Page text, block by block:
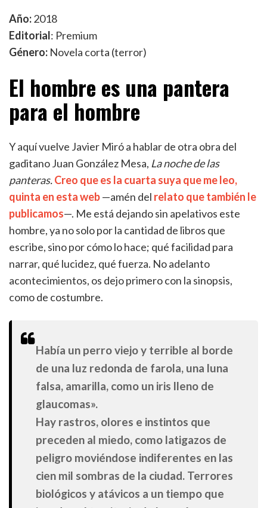
Año:2018
Editorial: Premium
Género: Novela corta (terror)
El hombre es una pantera
para el hombre
Y aquí vuelve Javier Miró a hablar de otra obra del
gaditano Juan González Mesa, La noche de las
panteras.Creo que es la cuarta suya que me leo,
quinta en esta web—amén del relato que también le
publicamos—. Me está dejando sin apelativos este
hombre, ya no solo por la cantidad de libros que
escribe, sino por cómo lo hace; qué facilidad para
narrar, qué lucidez, qué fuerza. No adelanto
acontecimientos, os dejo primero con la sinopsis,
como de costumbre.
Había un perro viejo y terrible al borde
de una luz redonda de farola, una luna
falsa, amarilla, como un iris lleno de
glaucomas».
Hay rastros, olores e instintos que
preceden al miedo, como latigazos de
peligro moviéndose indiferentes en las
cien mil sombras de la ciudad. Terrores
biológicos y atávicos a un tiempo que